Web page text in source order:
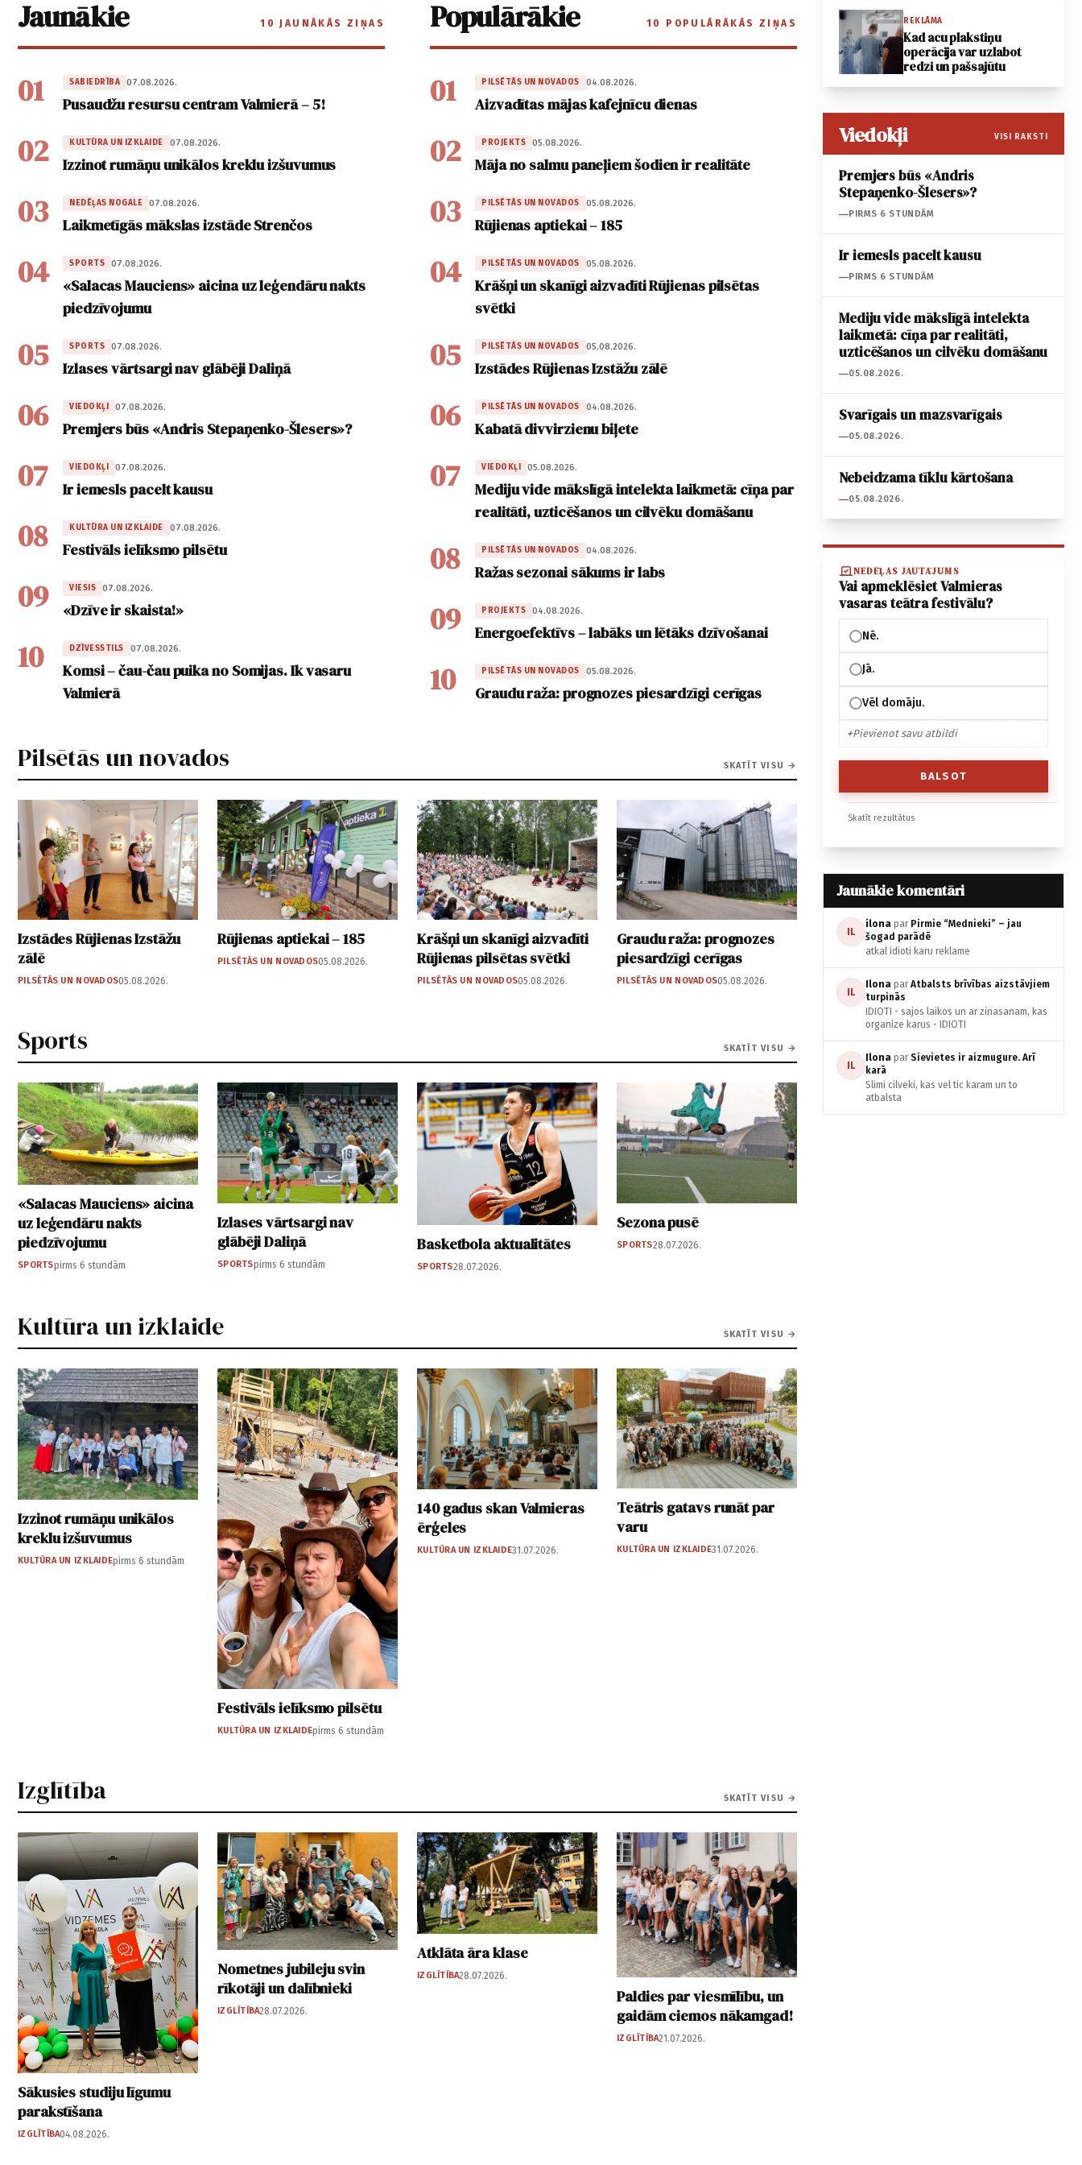
Jaunākie 10 JAUNĀKĀS ZIŅAS
01 SABIEDRĪBA 07.08.2026.
Pusaudžu resursu centram Valmierā – 5!
02 KULTŪRA UN IZKLAIDE 07.08.2026.
Izzinot rumāņu unikālos kreklu izšuvumus
03 NEDĒĻAS NOGALE 07.08.2026.
Laikmetīgās mākslas izstāde Strenčos
04 SPORTS 07.08.2026.
«Salacas Mauciens» aicina uz leģendāru nakts
piedzīvojumu
05 SPORTS 07.08.2026.
Izlases vārtsargi nav glābēji Daliņā
06 VIEDOKĻI 07.08.2026.
Premjers būs «Andris Stepaņenko-Šlesers»?
07 VIEDOKĻI 07.08.2026.
Ir iemesls pacelt kausu
08 KULTŪRA UN IZKLAIDE 07.08.2026.
Festivāls ielīksmo pilsētu
09 VIESIS 07.08.2026.
«Dzīve ir skaista!»
10 DZĪVESSTILS 07.08.2026.
Komsi – čau-čau puika no Somijas. Ik vasaru
Valmierā
Populārākie 10 POPULĀRĀKĀS ZIŅAS
01 PILSĒTĀS UN NOVADOS 04.08.2026.
Aizvadītas mājas kafejnīcu dienas
02 PROJEKTS 05.08.2026.
Māja no salmu paneļiem šodien ir realitāte
03 PILSĒTĀS UN NOVADOS 05.08.2026.
Rūjienas aptiekai – 185
04 PILSĒTĀS UN NOVADOS 05.08.2026.
Krāšņi un skanīgi aizvadīti Rūjienas pilsētas
svētki
05 PILSĒTĀS UN NOVADOS 05.08.2026.
Izstādes Rūjienas Izstāžu zālē
06 PILSĒTĀS UN NOVADOS 04.08.2026.
Kabatā divvirzienu biļete
07 VIEDOKĻI 05.08.2026.
Mediju vide mākslīgā intelekta laikmetā: cīņa par
realitāti, uzticēšanos un cilvēku domāšanu
08 PILSĒTĀS UN NOVADOS 04.08.2026.
Ražas sezonai sākums ir labs
09 PROJEKTS 04.08.2026.
Energoefektīvs – labāks un lētāks dzīvošanai
10 PILSĒTĀS UN NOVADOS 05.08.2026.
Graudu raža: prognozes piesardzīgi cerīgas
Pilsētās un novados SKATĪT VISU →
Izstādes Rūjienas Izstāžu
zālē
PILSĒTĀS UN NOVADOS05.08.2026.
Rūjienas aptiekai – 185
PILSĒTĀS UN NOVADOS05.08.2026.
Krāšņi un skanīgi aizvadīti
Rūjienas pilsētas svētki
PILSĒTĀS UN NOVADOS05.08.2026.
Graudu raža: prognozes
piesardzīgi cerīgas
PILSĒTĀS UN NOVADOS05.08.2026.
Sports SKATĪT VISU →
«Salacas Mauciens» aicina
uz leģendāru nakts
piedzīvojumu
SPORTSpirms 6 stundām
Izlases vārtsargi nav
glābēji Daliņā
SPORTSpirms 6 stundām
Basketbola aktualitātes
SPORTS28.07.2026.
Sezona pusē
SPORTS28.07.2026.
Kultūra un izklaide SKATĪT VISU →
Izzinot rumāņu unikālos
kreklu izšuvumus
KULTŪRA UN IZKLAIDEpirms 6 stundām
Festivāls ielīksmo pilsētu
KULTŪRA UN IZKLAIDEpirms 6 stundām
140 gadus skan Valmieras
ērģeles
KULTŪRA UN IZKLAIDE31.07.2026.
Teātris gatavs runāt par
varu
KULTŪRA UN IZKLAIDE31.07.2026.
Izglītība SKATĪT VISU →
Sākusies studiju līgumu
parakstīšana
IZGLĪTĪBA04.08.2026.
Nometnes jubileju svin
rīkotāji un dalībnieki
IZGLĪTĪBA28.07.2026.
Atklāta āra klase
IZGLĪTĪBA28.07.2026.
Paldies par viesmīlību, un
gaidām ciemos nākamgad!
IZGLĪTĪBA21.07.2026.
REKLĀMA
Kad acu plakstiņu
operācija var uzlabot
redzi un pašsajūtu
Viedokļi VISI RAKSTI
Premjers būs «Andris
Stepaņenko-Šlesers»?
PIRMS 6 STUNDĀM
Ir iemesls pacelt kausu
PIRMS 6 STUNDĀM
Mediju vide mākslīgā intelekta
laikmetā: cīņa par realitāti,
uzticēšanos un cilvēku domāšanu
05.08.2026.
Svarīgais un mazsvarīgais
05.08.2026.
Nebeidzama tīklu kārtošana
05.08.2026.
NEDĒĻAS JAUTĀJUMS
Vai apmeklēsiet Valmieras
vasaras teātra festivālu?
Nē.
Jā.
Vēl domāju.
Pievienot savu atbildi
Skatīt rezultātus
Jaunākie komentāri
IL
ilona par Pirmie “Mednieki” – jau
šogad parādē
atkal idioti karu reklame
IL
Ilona par Atbalsts brīvības aizstāvjiem
turpinās
IDIOTI - sajos laikos un ar zinasanam, kas
organize karus - IDIOTI
IL
Ilona par Sievietes ir aizmugure. Arī
karā
Slimi cilveki, kas vel tic karam un to
atbalsta